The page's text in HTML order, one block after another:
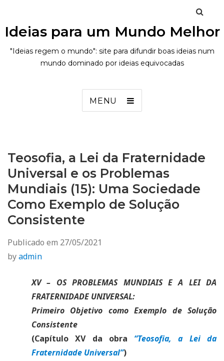
Ideias para um Mundo Melhor
"Ideias regem o mundo": site para difundir boas ideias num
mundo dominado por ideias equivocadas
MENU
Teosofia, a Lei da Fraternidade
Universal e os Problemas
Mundiais (15): Uma Sociedade
Como Exemplo de Solução
Consistente
Publicado em 27/05/2021
byadmin
XV – OS PROBLEMAS MUNDIAIS E A LEI DA
FRATERNIDADE UNIVERSAL:
Primeiro Objetivo como Exemplo de Solução
Consistente
(Capítulo XV da obra “Teosofia, a Lei da
Fraternidade Universal”)